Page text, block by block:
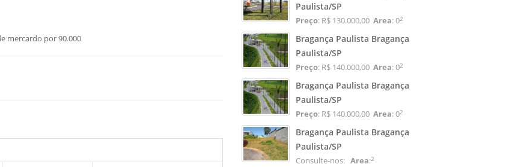
mercardo por 90.000
Paulista/SP
Preço: R$ 130.000,00 Area: 02
Bragança Paulista Bragança
Paulista/SP
Preço: R$ 140.000,00 Area: 02
Bragança Paulista Bragança
Paulista/SP
Preço: R$ 140.000,00 Area: 02
Bragança Paulista Bragança
Paulista/SP
Consulte-nos: Area:2